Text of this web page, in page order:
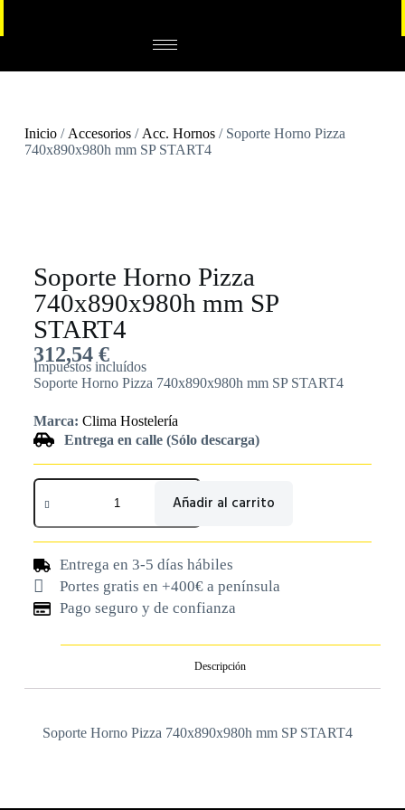
Inicio/ Accesorios/ Acc. Hornos/ Soporte Horno Pizza
740x890x980h mm SP START4
Soporte Horno Pizza
740x890x980h mm SP
START4
312,54 €
Impuestos incluídos
Soporte Horno Pizza 740x890x980h mm SP START4
Marca: Clima Hostelería
Entrega en calle (Sólo descarga)
Añadir al carrito
Entrega en 3-5 días hábiles
Portes gratis en +400€ a península
Pago seguro y de confianza
Descripción
Soporte Horno Pizza 740x890x980h mm SP START4